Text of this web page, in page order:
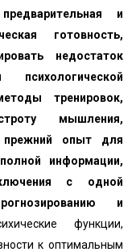
и
готовность,
недостаток
тренировок,
мышления,
прежний опыт для
информации,
с одной
и
функции,
к оптимальным